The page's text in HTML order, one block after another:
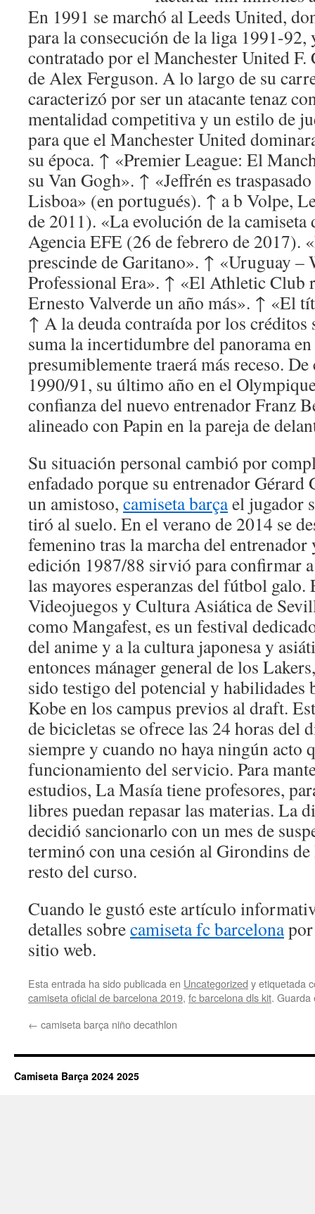
En 1991 se marchó al Leeds United,
para la consecución de la liga 1991-
contratado por el Manchester United F.
de Alex Ferguson. A lo largo de su
caracterizó por ser un atacante tenaz
mentalidad competitiva y un estilo de
para que el Manchester United
su época. ↑ «Premier League: El
su Van Gogh». ↑ «Jeffrén es
Lisboa» (en portugués). ↑ a b Volpe,
de 2011). «La evolución de la
Agencia EFE (26 de febrero de 2017).
prescinde de Garitano». ↑ «Uruguay –
Professional Era». ↑ «El Athletic Club
Ernesto Valverde un año más». ↑ «El
↑ A la deuda contraída por los créditos
suma la incertidumbre del panorama
presumiblemente traerá más receso.
1990/91, su último año en el
confianza del nuevo entrenador Franz
alineado con Papin en la pareja de
Su situación personal cambió por
enfadado porque su entrenador
un amistoso, camiseta barçael jugador
tiró al suelo. En el verano de 2014 se
femenino tras la marcha del entrenador
edición 1987/88 sirvió para confirmar
las mayores esperanzas del fútbol galo.
Videojuegos y Cultura Asiática de
como Mangafest, es un festival
del anime y a la cultura japonesa y
entonces mánager general de los
sido testigo del potencial y habilidades
Kobe en los campus previos al draft.
de bicicletas se ofrece las 24 horas del
siempre y cuando no haya ningún acto
funcionamiento del servicio. Para
estudios, La Masía tiene profesores,
libres puedan repasar las materias. La
decidió sancionarlo con un mes de
terminó con una cesión al Girondins
resto del curso.
Cuando le gustó este artículo
detalles sobrecamiseta fc barcelonapor
sitio web.
Esta entrada ha sido publicada en Uncategorized y etiquetada
camiseta oficial de barcelona 2019, fc barcelona dls kit.
← camiseta barça niño decathlon
Camiseta Barça 2024 2025